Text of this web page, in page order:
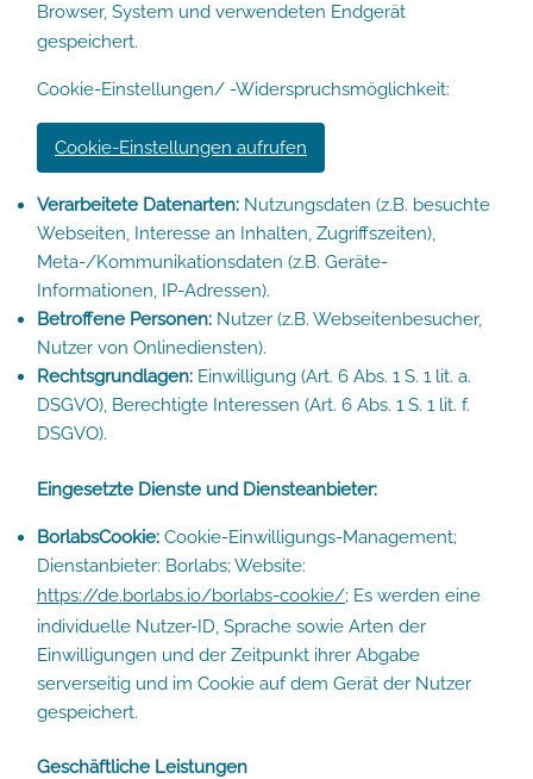
Browser, System und verwendeten Endgerät
gespeichert.
Cookie-Einstellungen/ -Widerspruchsmöglichkeit:
Cookie-Einstellungen aufrufen
Verarbeitete Datenarten: Nutzungsdaten (z.B. besuchte
Webseiten, Interesse an Inhalten, Zugriffszeiten),
Meta-/Kommunikationsdaten (z.B. Geräte-
Informationen, IP-Adressen).
Betroffene Personen: Nutzer (z.B. Webseitenbesucher,
Nutzer von Onlinediensten).
Rechtsgrundlagen: Einwilligung (Art. 6 Abs. 1 S. 1 lit. a.
DSGVO), Berechtigte Interessen (Art. 6 Abs. 1 S. 1 lit. f.
DSGVO).
Eingesetzte Dienste und Diensteanbieter:
BorlabsCookie: Cookie-Einwilligungs-Management;
Dienstanbieter: Borlabs; Website:
https://de.borlabs.io/borlabs-cookie/; Es werden eine
individuelle Nutzer-ID, Sprache sowie Arten der
Einwilligungen und der Zeitpunkt ihrer Abgabe
serverseitig und im Cookie auf dem Gerät der Nutzer
gespeichert.
Geschäftliche Leistungen